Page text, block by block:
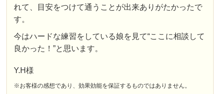
れて、目安をつけて通うことが出来ありがたかったで
す。
今はハードな練習をしている娘を見て“ここに相談して
良かった！”と思います。
Y.H様
※お客様の感想であり、効果効能を保証するものではありません。